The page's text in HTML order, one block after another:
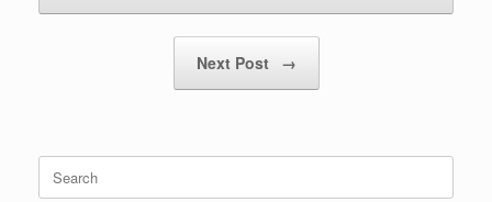
Next Post →
Search
for: